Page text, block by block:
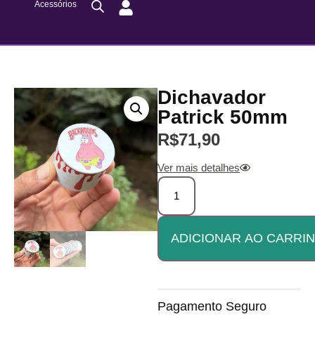
Acessórios
Dichavador
Patrick 50mm
R$71,90
Pagamento Seguro
Ver mais detalhes
ADICIONAR AO